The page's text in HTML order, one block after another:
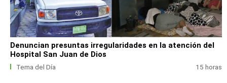
Denuncian presuntas irregularidades en la atención del
Hospital San Juan de Dios
Tema del Día 15 horas